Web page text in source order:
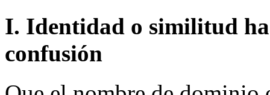
I. Identidad o similitud
confusión